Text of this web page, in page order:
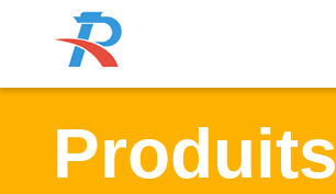
Produits